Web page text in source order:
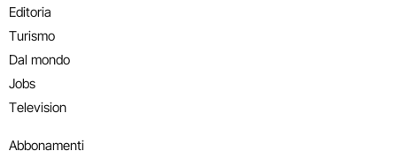
Editoria
Turismo
Dal mondo
Jobs
Television
Abbonamenti